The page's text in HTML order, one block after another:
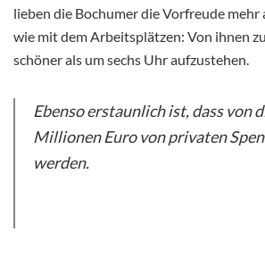
lieben die Bochumer die Vorfreude mehr
wie mit dem Arbeitsplätzen: Von ihnen
schöner als um sechs Uhr aufzustehen.
Ebenso erstaunlich ist, dass von
Millionen Euro von privaten
werden.